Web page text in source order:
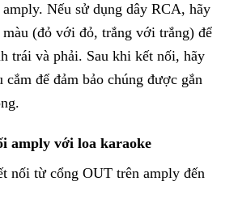
Nếu sử dụng dây RCA, hãy
màu (đỏ với đỏ, trắng với trắng) để
trái và phải. Sau khi kết nối, hãy
cắm để đảm bảo chúng được gắn
amply với loa karaoke
nối từ cổng OUT trên amply đến